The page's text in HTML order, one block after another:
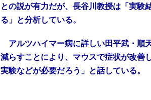
との説が有力だが、長谷川教授は「実験
る」と分析している。
アルツハイマー病に詳しい田平武・順
減らすことにより、マウスで症状が改善
実験などが必要だろう」と話している。
（読売新